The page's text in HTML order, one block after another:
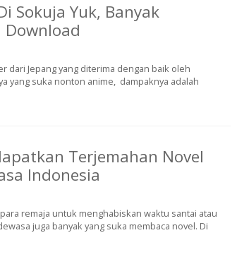
Sokuja Yuk, Banyak
Download
dari Jepang yang diterima dengan baik oleh
yang suka nonton anime, dampaknya adalah
Terjemahan Novel
Indonesia
remaja untuk menghabiskan waktu santai atau
juga banyak yang suka membaca novel. Di